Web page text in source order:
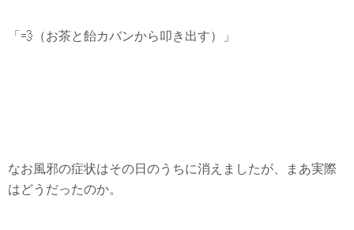
「💨（お茶と飴カバンから叩き出す）」
なお風邪の症状はその日のうちに消えましたが、まあ実際
はどうだったのか。